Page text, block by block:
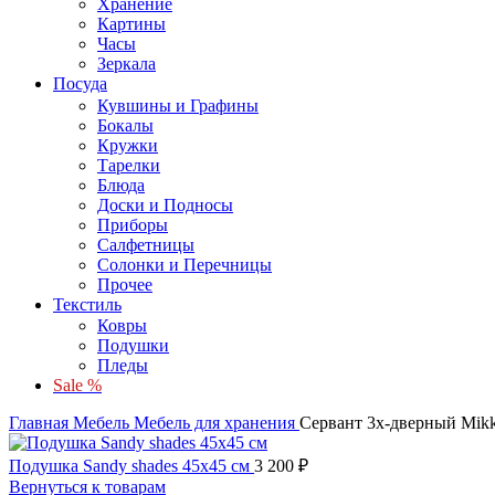
Хранение
Картины
Часы
Зеркала
Посуда
Кувшины и Графины
Бокалы
Кружки
Тарелки
Блюда
Доски и Подносы
Приборы
Салфетницы
Солонки и Перечницы
Прочее
Текстиль
Ковры
Подушки
Пледы
Sale %
Главная Мебель Мебель для хранения Сервант 3х-дверный
Подушка Sandy shades 45х45 см 3 200 ₽
Вернуться к товарам